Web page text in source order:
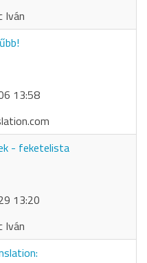
Iván
13:58
- feketelista
13:20
Iván